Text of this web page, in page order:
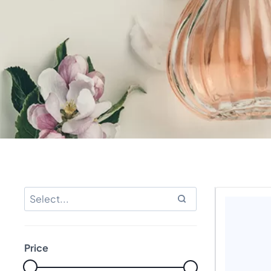
Price